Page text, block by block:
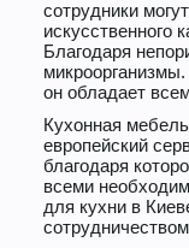
сотрудники
искусственного
Благодаря
он обладает
Кухонная
европейский
благодаря
всеми
для кухни в